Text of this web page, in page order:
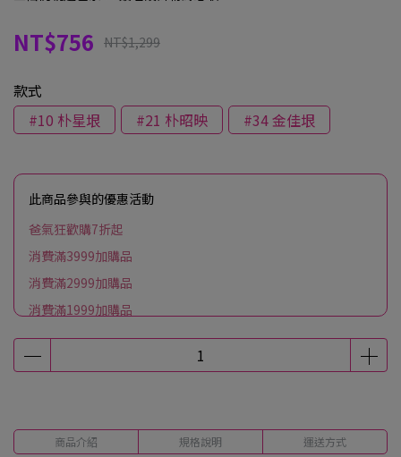
NT$756 NT$1,299
款式
#10 朴星垠
#21 朴昭映 #34 金佳垠
此商品參與的優惠活動
爸氣狂歡購7折起
消費滿3999加購品
消費滿2999加購品
消費滿1999加購品
商品介紹 規格說明 運送方式